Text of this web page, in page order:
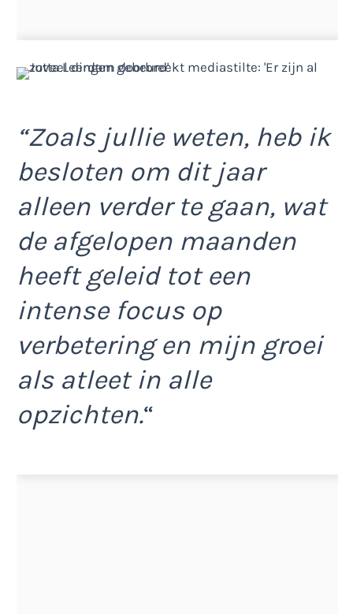
“Zoals jullie weten, heb ik
besloten om dit jaar
alleen verder te gaan, wat
de afgelopen maanden
heeft geleid tot een
intense focus op
verbetering en mijn groei
als atleet in alle
opzichten.“